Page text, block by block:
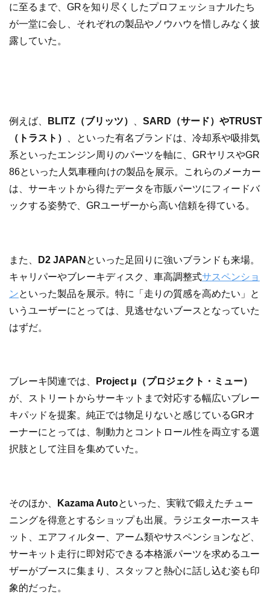
に至るまで、GRを知り尽くしたプロフェッショナルたち
が一堂に会し、それぞれの製品やノウハウを惜しみなく披
露していた。
例えば、 BLITZ（ブリッツ）
SARD（サード）やTRUST
（トラスト）
、といった有名ブランドは、冷却系や吸排気
系といったエンジン周りのパーツを軸に、GRヤリスやGR
86といった人気車種向けの製品を展示。これらのメーカー
は、サーキットから得たデータを市販パーツにフィードバ
ックする姿勢で、GRユーザーから高い信頼を得ている。
また、 D2 JAPAN といった足回りに強いブランドも来場。
キャリパーやブレーキディスク、車高調整式サスペンショ
ンといった製品を展示。特に「走りの質感を高めたい」と
いうユーザーにとっては、見逃せないブースとなっていた
はずだ。
ブレーキ関連では、
Project μ（プロジェクト・ミュー）
が、ストリートからサーキットまで対応する幅広いブレー
キパッドを提案。純正では物足りないと感じているGRオ
ーナーにとっては、制動力とコントロール性を両立する選
択肢として注目を集めていた。
そのほか、 Kazama Autoといった、実戦で鍛えたチュー
ニングを得意とするショップも出展。ラジエターホースキ
ット、エアフィルター、アーム類やサスペンションなど、
サーキット走行に即対応できる本格派パーツを求めるユー
ザーがブースに集まり、スタッフと熱心に話し込む姿も印
象的だった。